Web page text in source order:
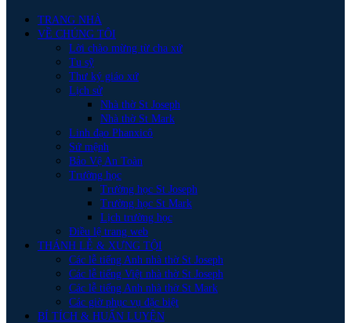
TRANG NHÀ
VỀ CHÚNG TÔI
Lời chào mừng từ cha xứ
Tu sỹ
Thư ký giáo xứ
Lịch sử
Nhà thờ St Joseph
Nhà thờ St Mark
Linh đạo Phanxicô
Sứ mệnh
Bảo Vệ An Toàn
Trường học
Trường học St Joseph
Trường học St Mark
Lịch trường học
Điều lệ trang web
THÁNH LỄ & XƯNG TỘI
Các lễ tiếng Anh nhà thờ St Joseph
Các lễ tiếng Việt nhà thờ St Joseph
Các lễ tiếng Anh nhà thờ St Mark
Các giờ phục vụ đặc biệt
BÍ TÍCH & HUẤN LUYỆN